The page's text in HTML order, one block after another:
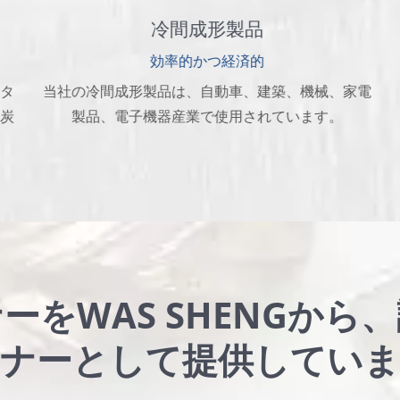
冷間成形製品
効率的かつ経済的
当社の冷間成形製品は、自動車、建築、機械、家電
製品、電子機器産業で使用されています。
をWAS SHENGから
ーとして提供してい